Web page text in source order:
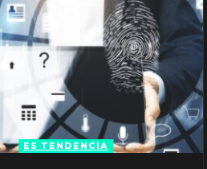
ES TENDENCIA